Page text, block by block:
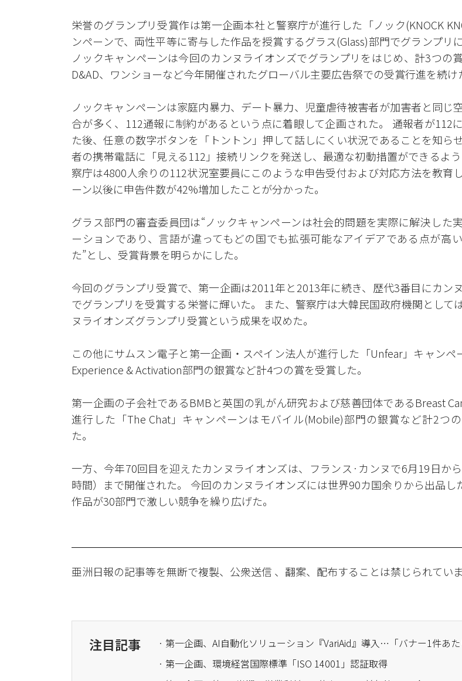
栄誉のグランプリ受賞作は第一企画本社と警察庁が進行した「ノック(KNOCK
ンペーンで、両性平等に寄与した作品を授賞するグラス(Glass)部門でグランプリ
ノックキャンペーンは今回のカンヌライオンズでグランプリをはじめ、計3つの賞
D&AD、ワンショーなど今年開催されたグローバル主要広告祭での受賞行進を続け
ノックキャンペーンは家庭内暴力、デート暴力、児童虐待被害者が加害者と同じ
合が多く、112通報に制約があるという点に着眼して企画された。 通報者が112
た後、任意の数字ボタンを「トントン」押して話しにくい状況であることを知ら
者の携帯電話に「見える112」接続リンクを発送し、最適な初動措置ができるよ
察庁は4800人余りの112状況室要員にこのような申告受付および対応方法を教育
ーン以後に申告件数が42%増加したことが分かった。
グラス部門の審査委員団は“ノックキャンペーンは社会的問題を実際に解決した
ーションであり、言語が違ってもどの国でも拡張可能なアイデアである点が高
た”とし、受賞背景を明らかにした。
今回のグランプリ受賞で、第一企画は2011年と2013年に続き、歴代3番目にカン
でグランプリを受賞する栄誉に輝いた。 また、警察庁は大韓民国政府機関として
ヌライオンズグランプリ受賞という成果を収めた。
この他にサムスン電子と第一企画・スペイン法人が進行した「Unfear」キャンペ
Experience & Activation部門の銀賞など計4つの賞を受賞した。
第一企画の子会社であるBMBと英国の乳がん研究および慈善団体であるBreast
進行した「The Chat」キャンペーンはモバイル(Mobile)部門の銀賞など計2つ
た。
一方、今年70回目を迎えたカンヌライオンズは、フランス·カンヌで6月19日か
時間）まで開催された。 今回のカンヌライオンズには世界90カ国余りから出品し
作品が30部門で激しい競争を繰り広げた。
亜洲日報の記事等を無断で複製、公衆送信 、翻案、配布することは禁じられていま
注目記事
· 第一企画、環境経営国際標準「ISO 14001」認証取得